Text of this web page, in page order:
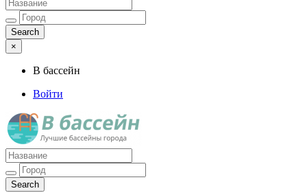
×
В бассейн
Войти
Лучшие бассейны города